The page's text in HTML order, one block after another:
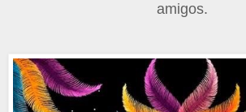
amigos.